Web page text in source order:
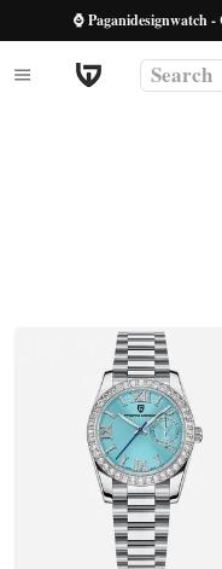
⌚ Paganidesignwatch